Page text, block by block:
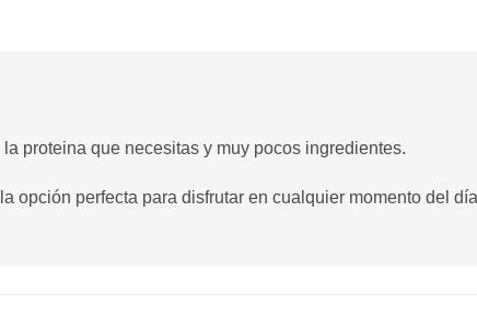
proteina que necesitas y muy pocos ingredientes.
opción perfecta para disfrutar en cualquier momento del